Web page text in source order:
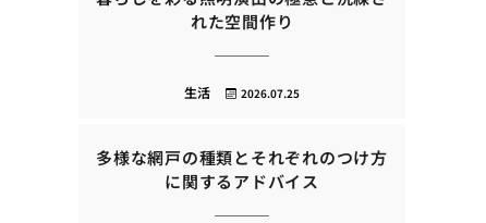
れた空間作り
2026.07.25
生活
多様な網戸の種類とそれぞれのつけ方
に関するアドバイス